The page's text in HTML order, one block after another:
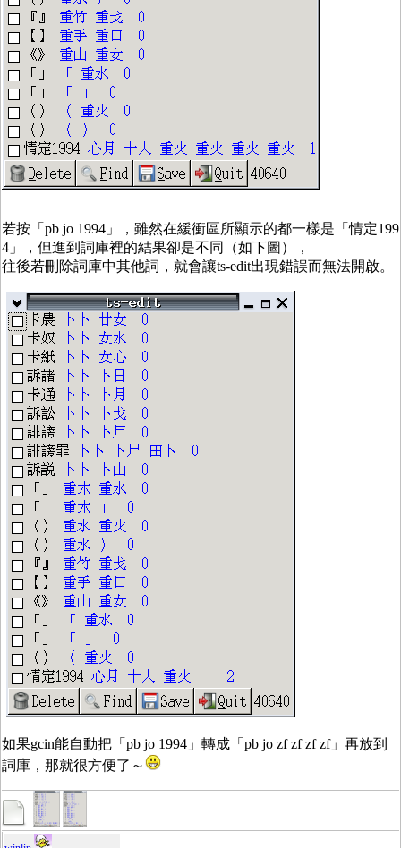
若按「pb jo 1994」，雖然在緩衝區所顯示的都一樣是「情定199
4」，但進到詞庫裡的結果卻是不同（如下圖），
往後若刪除詞庫中其他詞，就會讓ts-edit出現錯誤而無法開啟。
如果gcin能自動把「pb jo 1994」轉成「pb jo zf zf zf zf」再放到
詞庫，那就很方便了～